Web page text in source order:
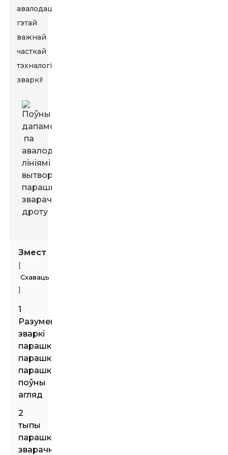
авалодаць
гэтай
важнай
часткай
тэхналогіі
зваркі!
Змест
[
Схаваць
]
1
Разуменне
зваркі
парашковай
парашковай
парашком:
поўны
агляд
2
тыпы
парашковых
зварачных